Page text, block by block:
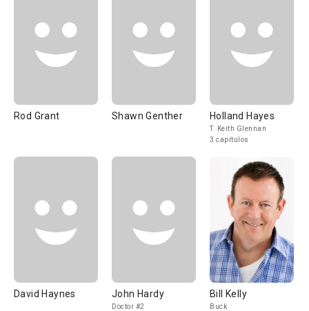
Rod Grant Shawn Genther Holland Hayes
T. Keith Glennan
3 capítulos
David Haynes John Hardy
Doctor #2
Bill Kelly
Buck